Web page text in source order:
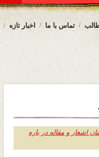
اخبار تازه تماس با ما
اشعار و مقاله در باره